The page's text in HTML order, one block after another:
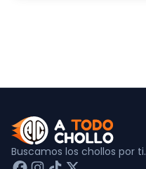
Buscamos los chollos por ti.